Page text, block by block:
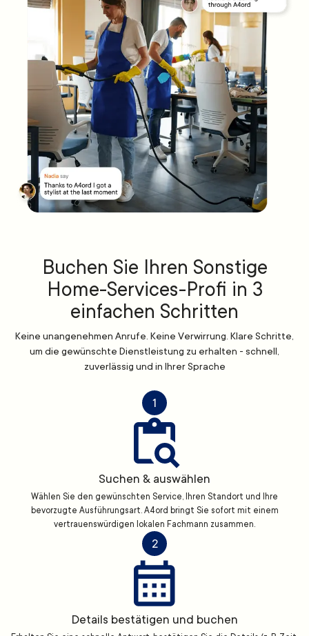
Buchen Sie Ihren Sonstige
Home-Services-Profi in 3
einfachen Schritten
Keine unangenehmen Anrufe. Keine Verwirrung. Klare Schritte,
um die gewünschte Dienstleistung zu erhalten - schnell,
zuverlässig und in Ihrer Sprache
1
Suchen & auswählen
Wählen Sie den gewünschten Service, Ihren Standort und Ihre
bevorzugte Ausführungsart. A4ord bringt Sie sofort mit einem
vertrauenswürdigen lokalen Fachmann zusammen.
2
Details bestätigen und buchen